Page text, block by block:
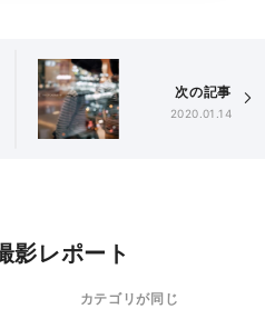
次の記事
2020.01.14
影レポート
カテゴリが同じ